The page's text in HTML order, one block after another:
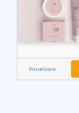
Vizualizare